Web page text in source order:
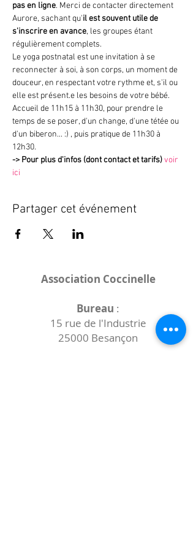
pas en ligne. Merci de contacter directement
Aurore, sachant qu'il est souvent utile de
s'inscrire en avance, les groupes étant
régulièrement complets.
Le yoga postnatal est une invitation à se
reconnecter à soi, à son corps, un moment de
douceur, en respectant votre rythme et, s'il ou
elle est présent.e les besoins de votre bébé.
Accueil de 11h15 à 11h30, pour prendre le
temps de se poser, d'un change, d'une tétée ou
d'un biberon... :) , puis pratique de 11h30 à
12h30.
-> Pour plus d'infos (dont contact et tarifs)voir
ici
Partager cet événement
Association Coccinelle
Bureau :
15 rue de l'Industrie
25000 Besançon